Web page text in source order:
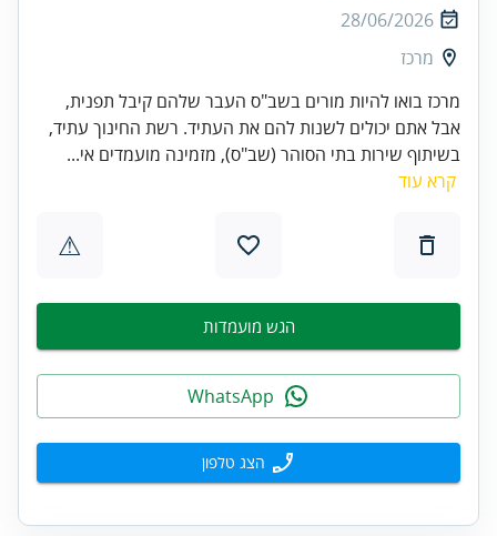
28/06/2026
מרכז
מרכז בואו להיות מורים בשב"ס העבר שלהם קיבל תפנית,
אבל אתם יכולים לשנות להם את העתיד. רשת החינוך עתיד,
בשיתוף שירות בתי הסוהר (שב"ס), מזמינה מועמדים אי...
קרא עוד
⚠
הגש מועמדות
הצג טלפון